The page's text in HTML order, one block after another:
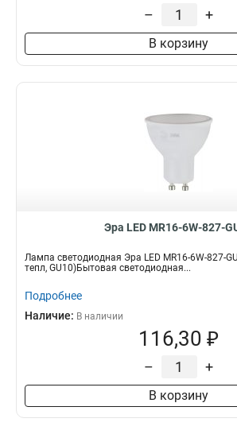
– +
В корзину
Эра LED MR16-6W-827-
Лампа светодиодная Эра LED MR16-6W-827-
тепл, GU10)Бытовая светодиодная...
Подробнее
Наличие: В наличии
116,30 ₽
– +
В корзину